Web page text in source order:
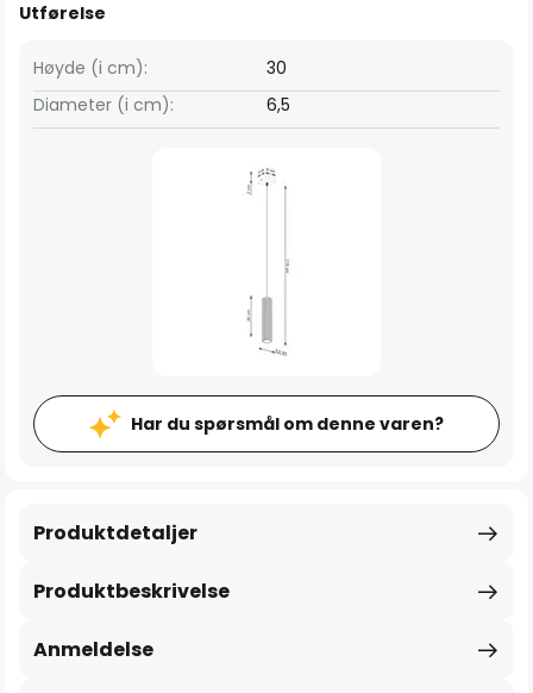
Utførelse
Høyde (i cm):
30
Diameter (i cm):
6,5
Har du spørsmål om denne varen?
Produktbeskrivelse
Produktdetaljer
Anmeldelse